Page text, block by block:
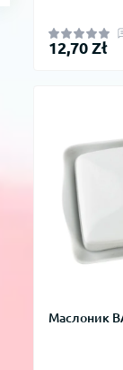
12,70 Zł
Маслоник